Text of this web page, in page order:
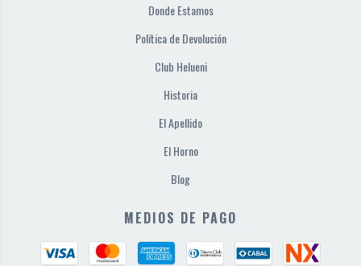
Donde Estamos
Política de Devolución
Club Helueni
Historia
El Apellido
El Horno
Blog
MEDIOS DE PAGO